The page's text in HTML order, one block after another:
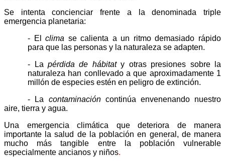
Se intenta concienciar frente a la denominada triple
emergencia planetaria:
- Elclima se calienta a un ritmo demasiado rápido
para que las personas y la naturaleza se adapten.
- Lapérdida de hábitaty otras presiones sobre la
naturaleza han conllevado a que aproximadamente 1
millón de especies estén en peligro de extinción.
- La contaminacióncontinúa envenenando nuestro
aire, tierra y agua.
Una emergencia climática que deteriora de manera
importante la salud de la población en general, de manera
mucho más tangible entre la población vulnerable
especialmente ancianos y niños.